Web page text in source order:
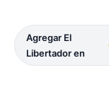
Agregar El
Libertador en